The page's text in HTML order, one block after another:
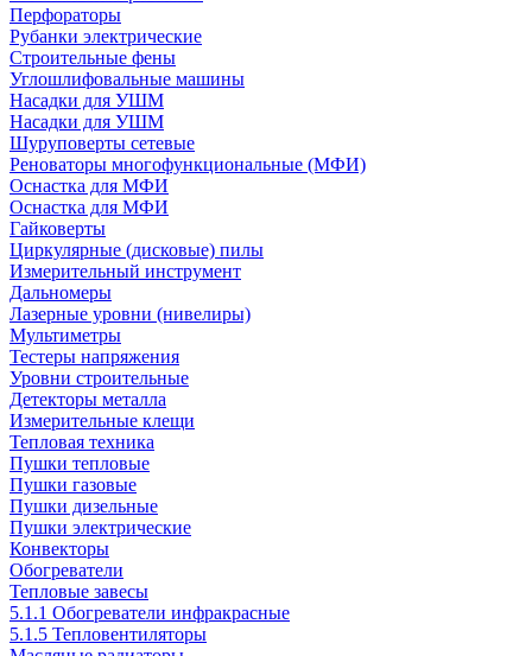
Перфораторы
Рубанки электрические
Строительные фены
Углошлифовальные машины
Насадки для УШМ
Насадки для УШМ
Шуруповерты сетевые
Реноваторы многофункциональные (МФИ)
Оснастка для МФИ
Оснастка для МФИ
Гайковерты
Циркулярные (дисковые) пилы
Измерительный инструмент
Дальномеры
Лазерные уровни (нивелиры)
Мультиметры
Тестеры напряжения
Уровни строительные
Детекторы металла
Измерительные клещи
Тепловая техника
Пушки тепловые
Пушки газовые
Пушки дизельные
Пушки электрические
Конвекторы
Обогреватели
Тепловые завесы
5.1.1 Обогреватели инфракрасные
5.1.5 Тепловентиляторы